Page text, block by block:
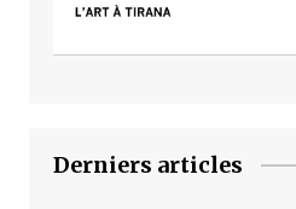
Derniers articles